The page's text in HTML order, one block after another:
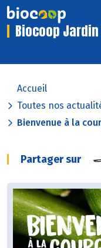
Biocoop
Accueil
Toutes nos
Bienvenue à la
Partager sur